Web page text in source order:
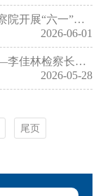
童心巧手 共筑未来——冷水江市检察院开展“六一”亲子手工创作活动
2026-06-01
下沉一线谋振兴 精准帮扶暖民心——李佳林检察长深入铎山镇大坪村调研走访乡村振兴工作
2026-05-28
尾页